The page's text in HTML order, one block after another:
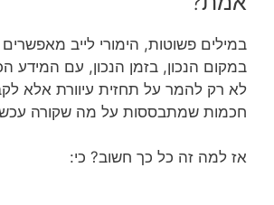
במילים פשוטות, הימורי לייב
במקום הנכון, בזמן הנכון, עם המידע
לא רק להמר על תחזית עיוורת אלא
חכמות שמתבססות על מה שקורה
אז למה זה כל כך חשוב? כי: